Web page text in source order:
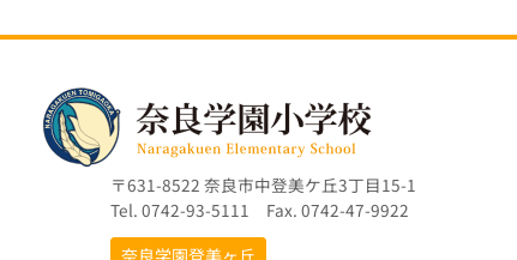
〒631-8522 奈良市中登美ケ丘3丁目15-1
Tel. 0742-93-5111 Fax. 0742-47-9922